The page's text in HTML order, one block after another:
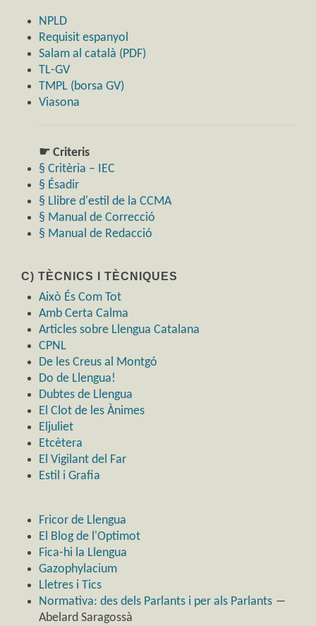
NPLD
Requisit espanyol
Salam al català (PDF)
TL-GV
TMPL (borsa GV)
Viasona
☛ Criteris
§ Critèria – IEC
§ Ésadir
§ Llibre d'estil de la CCMA
§ Manual de Correcció
§ Manual de Redacció
C) TÈCNICS I TÈCNIQUES
Això És Com Tot
Amb Certa Calma
Articles sobre Llengua Catalana
CPNL
De les Creus al Montgó
Do de Llengua!
Dubtes de Llengua
El Clot de les Ànimes
Eljuliet
Etcètera
El Vigilant del Far
Estil i Grafia
Fricor de Llengua
El Blog de l'Optimot
Fica-hi la Llengua
Gazophylacium
Lletres i Tics
Normativa: des dels Parlants i per als Parlants ―
Abelard Saragossà